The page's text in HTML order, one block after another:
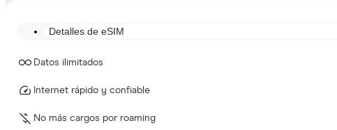
Detalles de eSIM
Datos ilimitados
Internet rápido y confiable
No más cargos por roaming